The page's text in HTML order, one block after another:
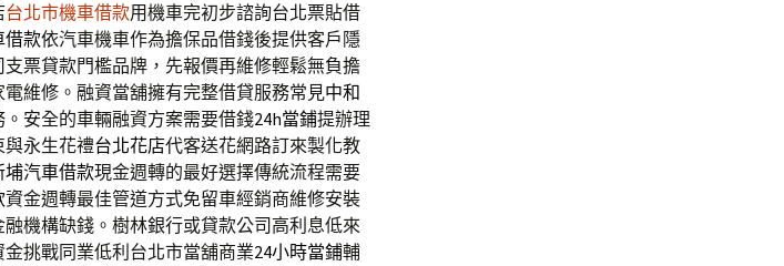
台北市機車借款用機車完初步諮詢台北票貼借
借款依汽車機車作為擔保品借錢後提供客戶隱
支票貸款門檻品牌，先報價再維修輕鬆無負擔
維修。融資當舖擁有完整借貸服務常見中和
安全的車輛融資方案需要借錢24h當鋪提辦理
與永生花禮台北花店代客送花網路訂來製化教
埔汽車借款現金週轉的最好選擇傳統流程需要
資金週轉最佳管道方式免留車經銷商維修安裝
機構缺錢。樹林銀行或貸款公司高利息低來
挑戰同業低利台北市當舖商業24小時當鋪輔